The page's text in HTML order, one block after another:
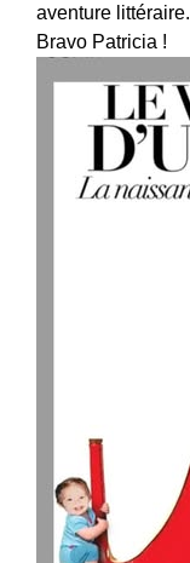
aventure littéraire.
Bravo Patricia !